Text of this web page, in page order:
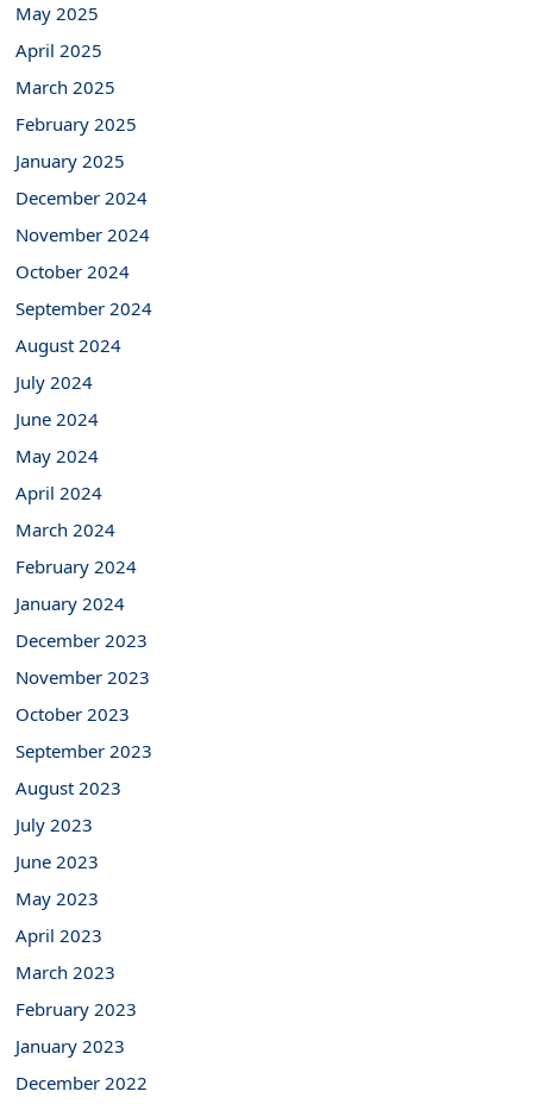
May 2025
April 2025
March 2025
February 2025
January 2025
December 2024
November 2024
October 2024
September 2024
August 2024
July 2024
June 2024
May 2024
April 2024
March 2024
February 2024
January 2024
December 2023
November 2023
October 2023
September 2023
August 2023
July 2023
June 2023
May 2023
April 2023
March 2023
February 2023
January 2023
December 2022